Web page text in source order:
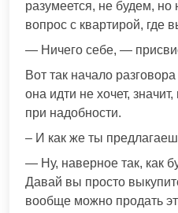
разумеется, не будем,
вопрос с квартирой, где
— Ничего себе, —
Вот так начало
она идти не хочет,
при надобности.
– И как же ты
— Ну, наверное так, как
Давай вы просто
вообще можно продать